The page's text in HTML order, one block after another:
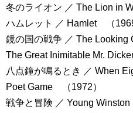
冬のライオン ／ The Lion in
ハムレット ／ Hamlet （
鏡の国の戦争 ／ The Looking
The Great Inimitable Mr.
八点鐘が鳴るとき ／ When
Poet Game （1972）
戦争と冒険 ／ Young